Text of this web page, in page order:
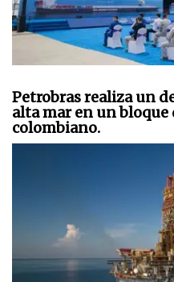
Petrobras realiza un
alta mar en un bloque
colombiano.